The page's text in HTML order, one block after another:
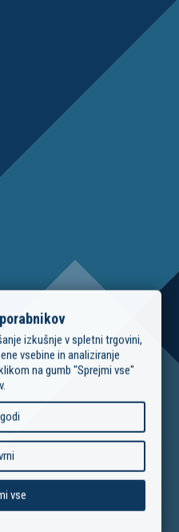
izkušnje v spletni trgovini,
vsebine in analiziranje
na gumb "Sprejmi vse"
vse